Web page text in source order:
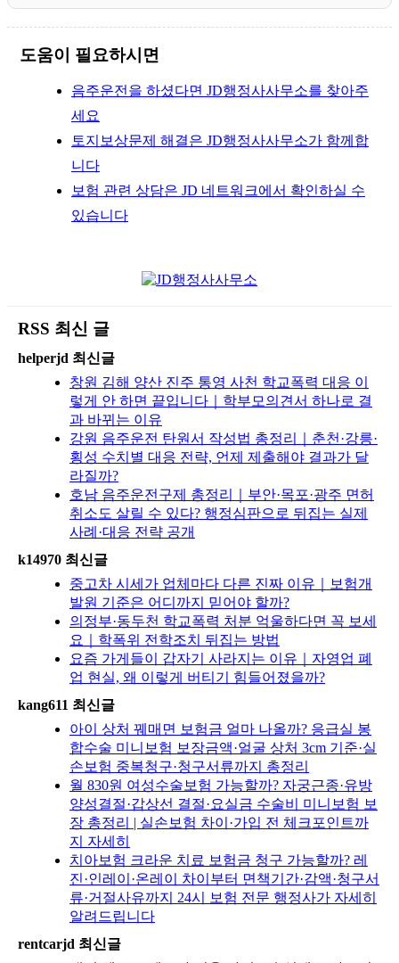
도움이 필요하시면
음주운전을 하셨다면 JD행정사사무소를 찾아주
세요
토지보상문제 해결은 JD행정사사무소가 함께합
니다
보험 관련 상담은 JD 네트워크에서 확인하실 수
있습니다
RSS 최신 글
helperjd 최신글
창원 김해 양산 진주 통영 사천 학교폭력 대응 이
렇게 안 하면 끝입니다｜학부모의견서 하나로 결
과 바뀌는 이유
강원 음주운전 탄원서 작성법 총정리｜춘천·강릉·
횡성 수치별 대응 전략, 언제 제출해야 결과가 달
라질까?
호남 음주운전구제 총정리｜부안·목포·광주 면허
취소도 살릴 수 있다? 행정심판으로 뒤집는 실제
사례·대응 전략 공개
k14970 최신글
중고차 시세가 업체마다 다른 진짜 이유｜보험개
발원 기준은 어디까지 믿어야 할까?
의정부·동두천 학교폭력 처분 억울하다면 꼭 보세
요｜학폭위 전학조치 뒤집는 방법
요즘 가게들이 갑자기 사라지는 이유｜자영업 폐
업 현실, 왜 이렇게 버티기 힘들어졌을까?
kang611 최신글
아이 상처 꿰매면 보험금 얼마 나올까? 응급실 봉
합수술 미니보험 보장금액·얼굴 상처 3cm 기준·실
손보험 중복청구·청구서류까지 총정리
월 830원 여성수술보험 가능할까? 자궁근종·유방
양성결절·갑상선 결절·요실금 수술비 미니보험 보
장 총정리 | 실손보험 차이·가입 전 체크포인트까
지 자세히
치아보험 크라운 치료 보험금 청구 가능할까? 레
진·인레이·온레이 차이부터 면책기간·감액·청구서
류·거절사유까지 24시 보험 전문 행정사가 자세히
알려드립니다
rentcarjd 최신글